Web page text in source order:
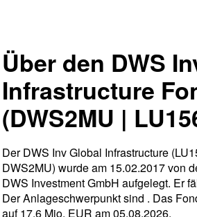
Über den DWS
Infrastructure
(DWS2MU |
Der DWS Inv Global Infrastructure
DWS2MU) wurde am 15.02.2017 von
DWS Investment GmbH aufgelegt. Er
Der Anlageschwerpunkt sind . Das
auf 17,6 Mio. EUR am 05.08.2026.